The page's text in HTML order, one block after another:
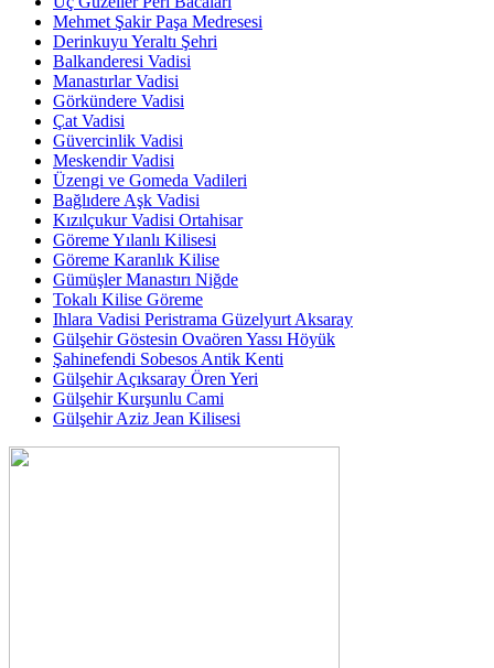
Mehmet Şakir Paşa Medresesi
Derinkuyu Yeraltı Şehri
Balkanderesi Vadisi
Manastırlar Vadisi
Görkündere Vadisi
Çat Vadisi
Güvercinlik Vadisi
Meskendir Vadisi
Üzengi ve Gomeda Vadileri
Bağlıdere Aşk Vadisi
Kızılçukur Vadisi Ortahisar
Göreme Yılanlı Kilisesi
Göreme Karanlık Kilise
Gümüşler Manastırı Niğde
Tokalı Kilise Göreme
Ihlara Vadisi Peristrama Güzelyurt Aksaray
Gülşehir Göstesin Ovaören Yassı Höyük
Şahinefendi Sobesos Antik Kenti
Gülşehir Açıksaray Ören Yeri
Gülşehir Kurşunlu Cami
Gülşehir Aziz Jean Kilisesi